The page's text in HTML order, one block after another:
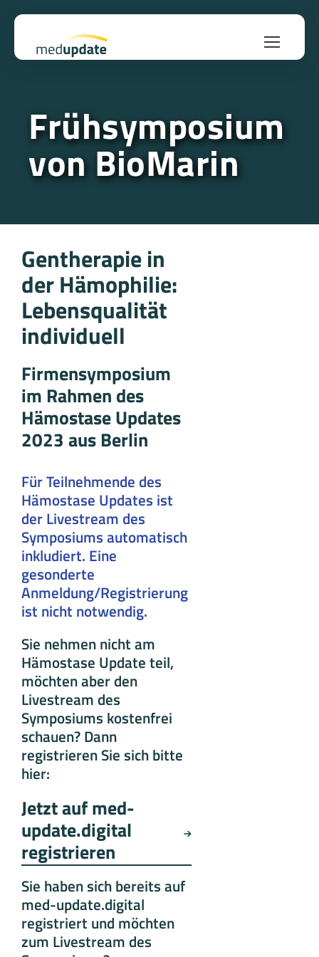
Frühsymposium
von BioMarin
Gentherapie in
der Hämophilie:
Lebensqualität
individuell
Firmensymposium
im Rahmen des
Hämostase Updates
2023 aus Berlin
Für Teilnehmende des
Hämostase Updates ist
der Livestream des
Symposiums automatisch
inkludiert. Eine
gesonderte
Anmeldung/Registrierung
ist nicht notwendig.
Sie nehmen nicht am
Hämostase Update teil,
möchten aber den
Livestream des
Symposiums kostenfrei
schauen? Dann
registrieren Sie sich bitte
hier:
Jetzt auf med-
update.digital
registrieren
Sie haben sich bereits auf
med-update.digital
registriert und möchten
zum Livestream des